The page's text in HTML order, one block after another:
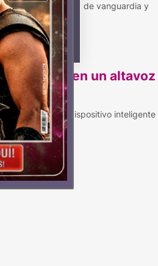
fusiona tecnología de vanguardia y
elegancia en un altavoz
el entorno, el dispositivo inteligente